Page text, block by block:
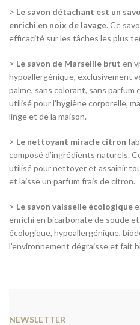
> Le savon détachant est un
enrichi en noix de lavage. Ce
efficacité sur les tâches les plus
> Le savon de Marseille brut en
hypoallergénique, exclusivement
palme, sans colorant, sans
utilisé pour l’hygiène corporelle,
linge et de la maison.
> Le nettoyant miracle citron
composé d’ingrédients naturels.
utilisé pour nettoyer et assainir
et laisse un parfum frais de citron.
> Le savon vaisselle écologique
enrichi en bicarbonate de soude
écologique, hypoallergénique,
l’environnement dégraisse et fait
NEWSLETTER